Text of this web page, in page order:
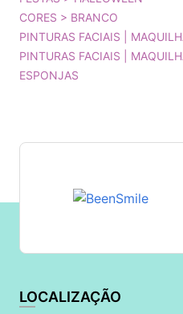
CORES > BRANCO
PINTURAS FACIAIS |
PINTURAS FACIAIS |
ESPONJAS
LOCALIZAÇÃO